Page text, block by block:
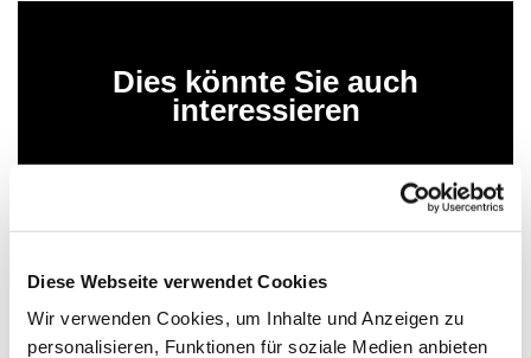
Diese Webseite verwendet Cookies
Wir verwenden Cookies, um Inhalte und Anzeigen zu
personalisieren, Funktionen für soziale Medien anbieten
Dies könnte Sie auch
interessieren